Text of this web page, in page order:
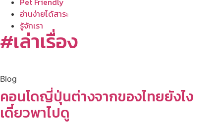
อ่านง่ายได้สาระ
รู้จักเรา
#เล่าเรื่อง
Blog
คอนโดญี่ปุ่นต่างจากของไทยยังไง
เดี๋ยวพาไปดู